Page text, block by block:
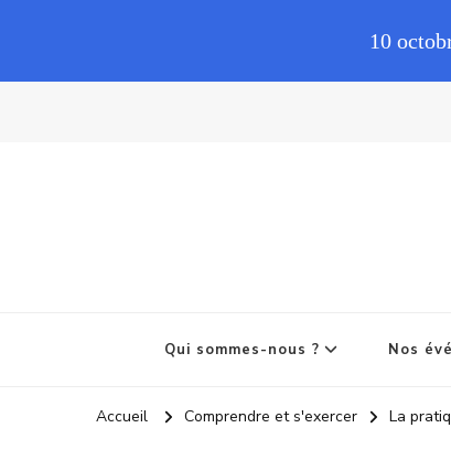
Qui sommes-nous ? Nos
Accueil Comprendre et s'exercer La
10